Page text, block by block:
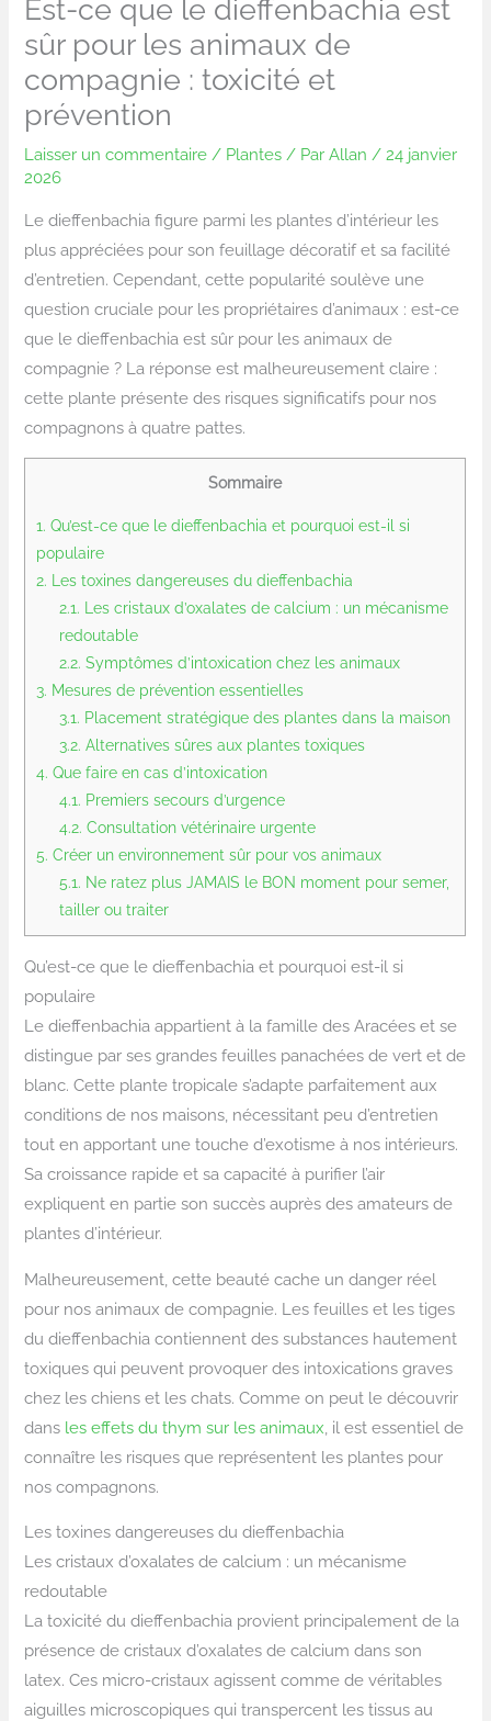
Est-ce que le dieffenbachia est
sûr pour les animaux de
compagnie : toxicité et
prévention
Laisser un commentaire / Plantes / ParAllan / 24 janvier
2026
Le dieffenbachia figure parmi les plantes d’intérieur les
plus appréciées pour son feuillage décoratif et sa facilité
d’entretien. Cependant, cette popularité soulève une
question cruciale pour les propriétaires d’animaux : est-ce
que le dieffenbachia est sûr pour les animaux de
compagnie ? La réponse est malheureusement claire :
cette plante présente des risques significatifs pour nos
compagnons à quatre pattes.
Sommaire
1. Qu’est-ce que le dieffenbachia et pourquoi est-il si
populaire
2. Les toxines dangereuses du dieffenbachia
2.1. Les cristaux d’oxalates de calcium : un mécanisme
redoutable
2.2. Symptômes d’intoxication chez les animaux
3. Mesures de prévention essentielles
3.1. Placement stratégique des plantes dans la maison
3.2. Alternatives sûres aux plantes toxiques
4. Que faire en cas d’intoxication
4.1. Premiers secours d’urgence
4.2. Consultation vétérinaire urgente
5. Créer un environnement sûr pour vos animaux
5.1. Ne ratez plus JAMAIS le BON moment pour semer,
tailler ou traiter
Qu’est-ce que le dieffenbachia et pourquoi est-il si
populaire
Le dieffenbachia appartient à la famille des Aracées et se
distingue par ses grandes feuilles panachées de vert et de
blanc. Cette plante tropicale s’adapte parfaitement aux
conditions de nos maisons, nécessitant peu d’entretien
tout en apportant une touche d’exotisme à nos intérieurs.
Sa croissance rapide et sa capacité à purifier l’air
expliquent en partie son succès auprès des amateurs de
plantes d’intérieur.
Malheureusement, cette beauté cache un danger réel
pour nos animaux de compagnie. Les feuilles et les tiges
du dieffenbachia contiennent des substances hautement
toxiques qui peuvent provoquer des intoxications graves
chez les chiens et les chats. Comme on peut le découvrir
dans les effets du thym sur les animaux , il est essentiel de
connaître les risques que représentent les plantes pour
nos compagnons.
Les toxines dangereuses du dieffenbachia
Les cristaux d’oxalates de calcium : un mécanisme
redoutable
La toxicité du dieffenbachia provient principalement de la
présence de cristaux d’oxalates de calcium dans son
latex. Ces micro-cristaux agissent comme de véritables
aiguilles microscopiques qui transpercent les tissus au